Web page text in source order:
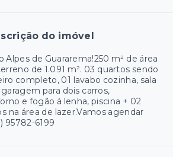
do imóvel
Alpes de Guararema!250 m² de área
de 1.091 m². 03 quartos sendo
completo, 01 lavabo cozinha, sala
para dois carros,
e fogão á lenha, piscina + 02
na área de lazer.Vamos agendar
95782-6199